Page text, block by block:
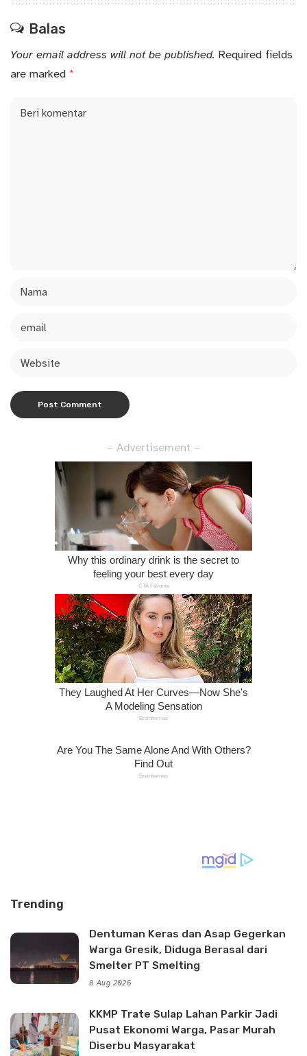
Balas
Your email address will not be published. Required fields
are marked *
– Advertisement –
Trending
Dentuman Keras dan Asap Gegerkan
Warga Gresik, Diduga Berasal dari
Smelter PT Smelting
8 Aug 2026
KKMP Trate Sulap Lahan Parkir Jadi
Pusat Ekonomi Warga, Pasar Murah
Diserbu Masyarakat